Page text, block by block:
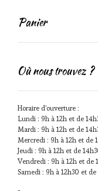
Panier
Où nous trouvez ?
Horaire d'ouverture :
Lundi : 9h à 12h et de
Mardi : 9h à 12h et de
Mercredi : 9h à 12h et de
Jeudi : 9h à 12h et de
Vendredi : 9h à 12h et de
Samedi : 9h à 12h30 et